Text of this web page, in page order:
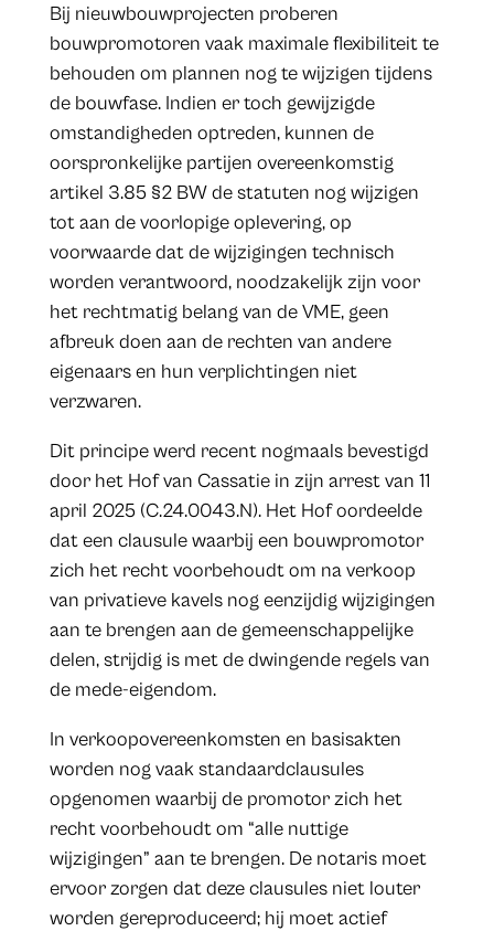
Bij nieuwbouwprojecten proberen
bouwpromotoren vaak maximale flexibiliteit te
behouden om plannen nog te wijzigen tijdens
de bouwfase. Indien er toch gewijzigde
omstandigheden optreden, kunnen de
oorspronkelijke partijen overeenkomstig
artikel 3.85 §2 BW de statuten nog wijzigen
tot aan de voorlopige oplevering, op
voorwaarde dat de wijzigingen technisch
worden verantwoord, noodzakelijk zijn voor
het rechtmatig belang van de VME, geen
afbreuk doen aan de rechten van andere
eigenaars en hun verplichtingen niet
verzwaren.
Dit principe werd recent nogmaals bevestigd
door het Hof van Cassatie in zijn arrest van 11
april 2025 (C.24.0043.N). Het Hof oordeelde
dat een clausule waarbij een bouwpromotor
zich het recht voorbehoudt om na verkoop
van privatieve kavels nog eenzijdig wijzigingen
aan te brengen aan de gemeenschappelijke
delen, strijdig is met de dwingende regels van
de mede-eigendom.
In verkoopovereenkomsten en basisakten
worden nog vaak standaardclausules
opgenomen waarbij de promotor zich het
recht voorbehoudt om “alle nuttige
wijzigingen” aan te brengen. De notaris moet
ervoor zorgen dat deze clausules niet louter
worden gereproduceerd; hij moet actief